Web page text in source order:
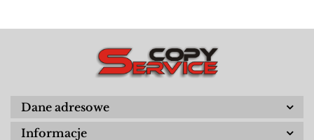
Dane adresowe
Informacje